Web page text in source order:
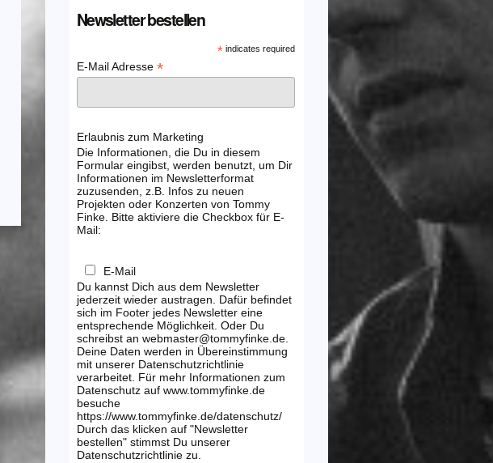
Newsletter bestellen
*indicates required
E-Mail Adresse *
Erlaubnis zum Marketing
Die Informationen, die Du in diesem
Formular eingibst, werden benutzt, um Dir
Informationen im Newsletterformat
zuzusenden, z.B. Infos zu neuen
Projekten oder Konzerten von Tommy
Finke. Bitte aktiviere die Checkbox für E-
Mail:
E-Mail
Du kannst Dich aus dem Newsletter
jederzeit wieder austragen. Dafür befindet
sich im Footer jedes Newsletter eine
entsprechende Möglichkeit. Oder Du
schreibst an webmaster@tommyfinke.de.
Deine Daten werden in Übereinstimmung
mit unserer Datenschutzrichtlinie
verarbeitet. Für mehr Informationen zum
Datenschutz auf www.tommyfinke.de
besuche
https://www.tommyfinke.de/datenschutz/
Durch das klicken auf "Newsletter
bestellen" stimmst Du unserer
Datenschutzrichtlinie zu.